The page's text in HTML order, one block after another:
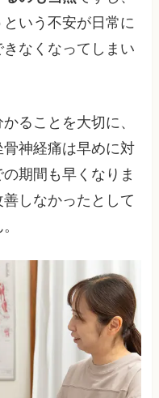
いう不安が日常に
なくなってしまい
ることを大切に、
神経痛は早めに対
期間も早くなりま
しなかったとして